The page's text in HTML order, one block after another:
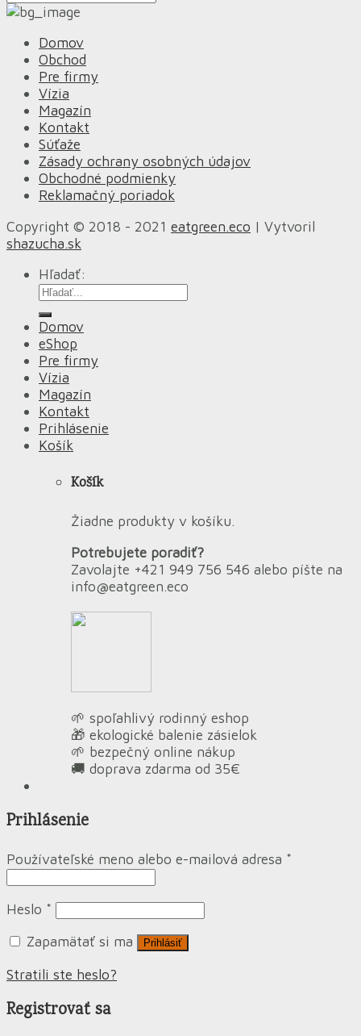
Domov
Obchod
Pre firmy
Vízia
Magazín
Kontakt
Súťaže
Zásady ochrany osobných údajov
Obchodné podmienky
Reklamačný poriadok
Copyright © 2018 - 2021 eatgreen.eco | Vytvoril
shazucha.sk
Hľadať:
Domov
eShop
Pre firmy
Vízia
Magazín
Kontakt
Prihlásenie
Košík
Košík
Žiadne produkty v košíku.
Potrebujete poradiť?
Zavolajte +421 949 756 546 alebo píšte na
info@eatgreen.eco
🌱 spoľahlivý rodinný eshop
🎁 ekologické balenie zásielok
🌱 bezpečný online nákup
🚚 doprava zdarma od 35€
Prihlásenie
Používateľské meno alebo e-mailová adresa *
Heslo *
Zapamätať si ma
Prihlásiť
Stratili ste heslo?
Registrovať sa